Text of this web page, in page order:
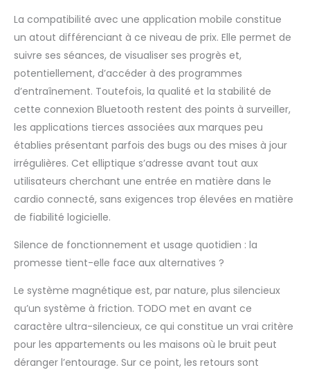
Complet du Corps &
à Faible Impact] Cet
elliptique place votre
corps en état
d’exercice aérobique,
améliorant ainsi vos
capacités
cardiopulmonaires.
Faisant travailler
plusieurs groupes
musculaires
simultanément, il
constitue une
méthode efficace
complet. Par ailleurs,
sa faible pression sur
les articulations le
adapté à la
rééducation. 5.[Écran
Digital & Capteur de
Pouls] L'écran affiche
en temps réel les
La compatibilité avec une application mobile constitue
un atout différenciant à ce niveau de prix. Elle permet de
suivre ses séances, de visualiser ses progrès et,
potentiellement, d’accéder à des programmes
d’entraînement. Toutefois, la qualité et la stabilité de
cette connexion Bluetooth restent des points à surveiller,
les applications tierces associées aux marques peu
établies présentant parfois des bugs ou des mises à jour
irrégulières. Cet elliptique s’adresse avant tout aux
utilisateurs cherchant une entrée en matière dans le
cardio connecté, sans exigences trop élevées en matière
de fiabilité logicielle.
Silence de fonctionnement et usage quotidien : la
promesse tient-elle face aux alternatives ?
Le système magnétique est, par nature, plus silencieux
qu’un système à friction. TODO met en avant ce
caractère ultra-silencieux, ce qui constitue un vrai critère
pour les appartements ou les maisons où le bruit peut
déranger l’entourage. Sur ce point, les retours sont